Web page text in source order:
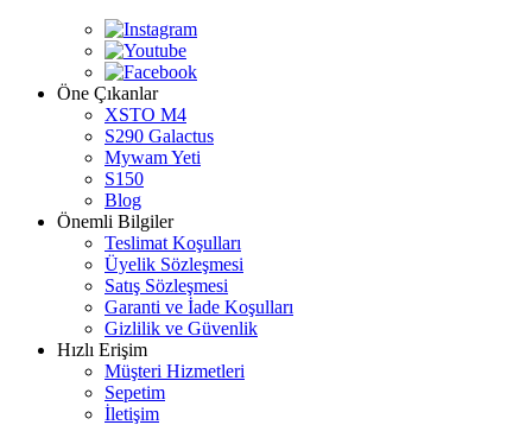
Öne Çıkanlar
XSTO M4
S290 Galactus
Mywam Yeti
S150
Blog
Önemli Bilgiler
Teslimat Koşulları
Üyelik Sözleşmesi
Satış Sözleşmesi
Garanti ve İade Koşulları
Gizlilik ve Güvenlik
Hızlı Erişim
Müşteri Hizmetleri
Sepetim
İletişim